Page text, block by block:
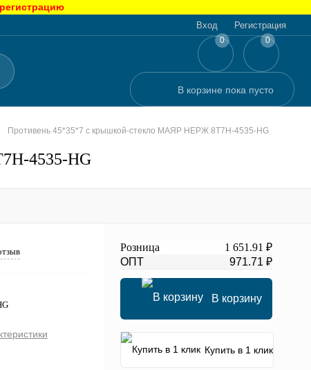
Вход Регистрация
0 0
В корзине пока пусто
Противень 45*35*7 с крышкой-стекло МАЯР НЕРЖ 8T7H-4535-HG
4535-HG
Розница
1 651.91 ₽
ОПТ
971.71 ₽
В корзину
Купить в 1 клик